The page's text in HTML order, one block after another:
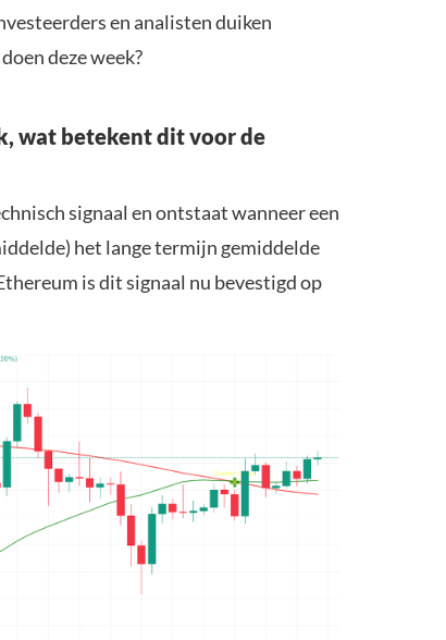
en analisten duiken
deze week?
wat betekent dit voor de
signaal en ontstaat wanneer een
het lange termijn gemiddelde
is dit signaal nu bevestigd op